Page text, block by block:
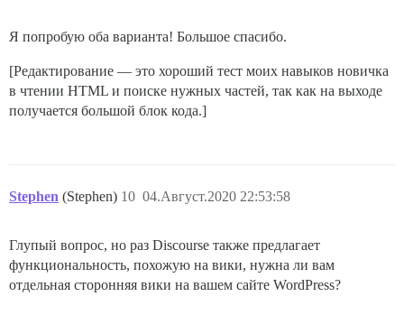
Я попробую оба варианта! Большое спасибо.
[Редактирование — это хороший тест моих навыков новичка
в чтении HTML и поиске нужных частей, так как на выходе
получается большой блок кода.]
Stephen (Stephen) 04.Август.2020 22:53:58
10
Глупый вопрос, но раз Discourse также предлагает
функциональность, похожую на вики, нужна ли вам
отдельная сторонняя вики на вашем сайте WordPress?